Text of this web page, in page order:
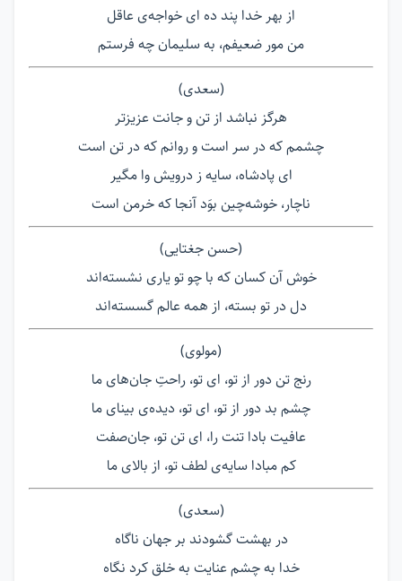
از بهر خدا پند ده ای خواجه‌ی عاقل
من مور ضعیفم، به سلیمان چه فرستم
(سعدی)
هرگز نباشد از تن و جانت عزیزتر
چشمم که در سر است و روانم که در تن است
ای پادشاه، سایه ز درویش وا مگیر
ناچار، خوشه‌چین بوَد آنجا که خرمن است
(حسن جغتایی)
خوش آن کسان که با چو تو یاری نشسته‌اند
دل در تو بسته، از همه عالم گسسته‌اند
(مولوی)
رنج تن دور از تو، ای تو، راحتِ جان‌های ما
چشم بد دور از تو، ای تو، دیده‌ی بینای ما
عافیت بادا تنت را، ای تن تو، جان‌صفت
کم مبادا سایه‌ی لطف تو، از بالای ما
(سعدی)
در بهشت گشودند بر جهان ناگاه
خدا به چشم عنایت به خلق کرد نگاه